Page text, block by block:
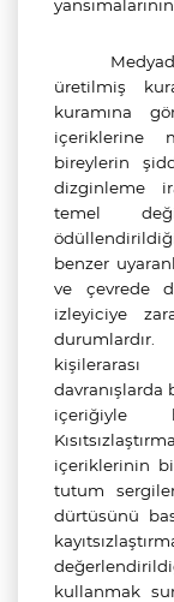
üretilmiş
kuramına
içeriklerine
bireylerin
dizginleme
temel
benzer
ve çevrede
izleyiciye
durumlardır.
davranışlarda
içeriğiyle
içeriklerinin
tutum
dürtüsünü
kullanmak